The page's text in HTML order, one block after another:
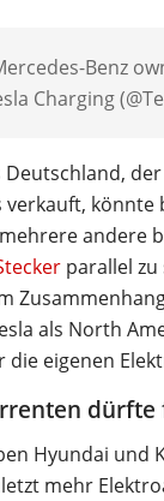
Benz
Charging
könnte
andere
parallel zu
als North
die eigenen
dürfte
Hyundai und
mehr